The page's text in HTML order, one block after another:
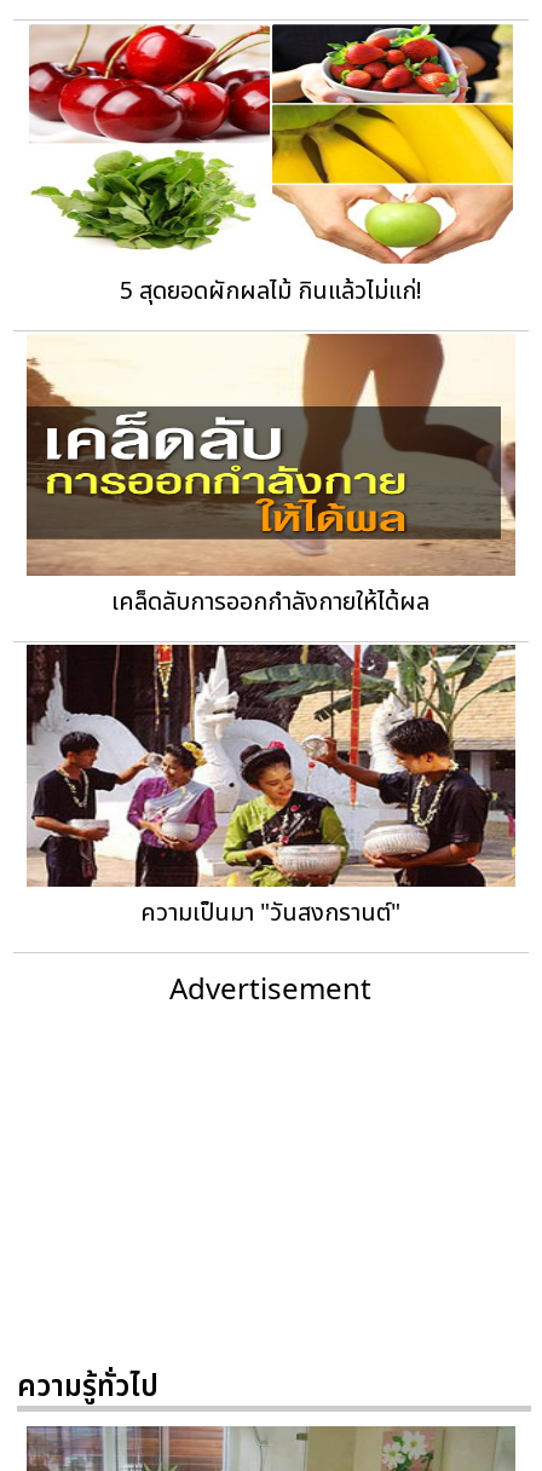
5 สุดยอดผักผลไม้ กินแล้วไม่แก่!
เคล็ดลับการออกกำลังกายให้ได้ผล
ความเป็นมา "วันสงกรานต์"
Advertisement
ความรู้ทั่วไป